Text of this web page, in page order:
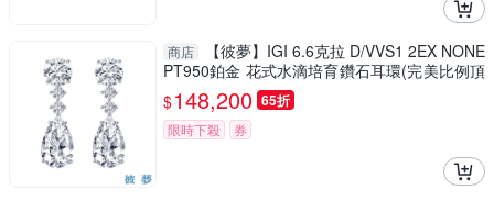
商店
【彼夢】IGI 6.6克拉 D/VVS1 2EX NONE
PT950鉑金 花式水滴培育鑽石耳環(完美比例頂
級切割培育鑽石)
$148,200 65折
限時下殺 券